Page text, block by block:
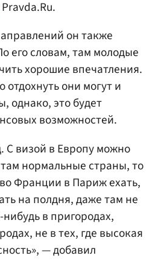
Pravda.Ru.
он также
его словам, там молодые
хорошие впечатления.
отдохнуть они могут и
однако, это будет
возможностей.
. С визой в Европу можно
нормальные страны, то
Франции в Париж ехать,
на полдня, даже там не
в пригородах,
не в тех, где высокая
— добавил